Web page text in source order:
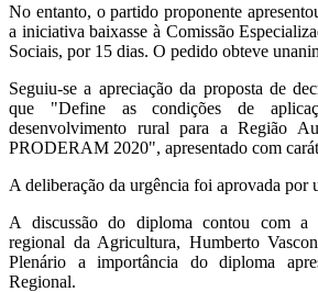
No entanto, o partido proponente
a iniciativa baixasse à Comissão
Sociais, por 15 dias. O pedido obteve
Seguiu-se a apreciação da proposta de
que "Define as condições de
desenvolvimento rural para a Região
PRODERAM 2020", apresentado com
A deliberação da urgência foi aprovada por
A discussão do diploma contou com a
regional da Agricultura, Humberto
Plenário a importância do diploma
Regional.